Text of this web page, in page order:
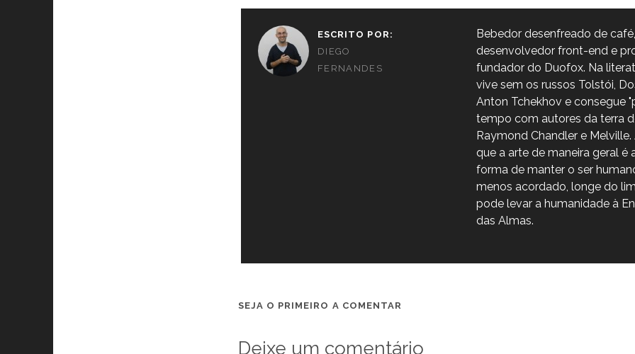
ESCRITO POR:
DIEGO
FERNANDES
Bebedor desenfreado de
desenvolvedor front-end e
fundador do Duofox. Na
vive sem os russos Tolstói,
Anton Tchekhov e consegue
tempo com autores da terra
Raymond Chandler e
que a arte de maneira geral é
forma de manter o ser
menos acordado, longe do
pode levar a humanidade à
das Almas.
SEJA O PRIMEIRO A COMENTAR
Deixe um comentário